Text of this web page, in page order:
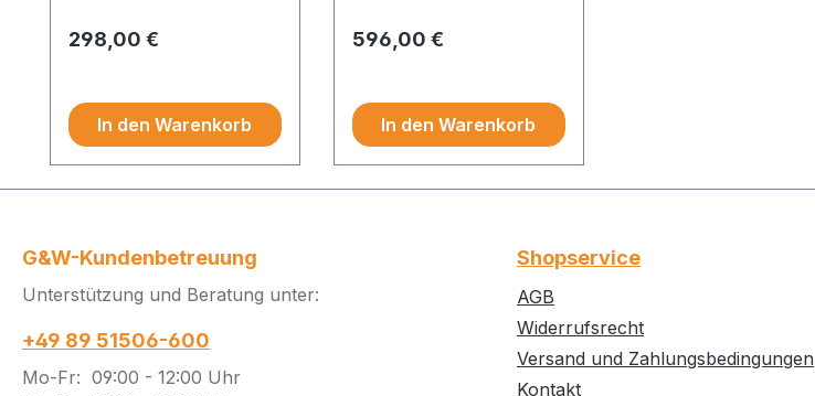
erhalten Sie die Updates
(2x pro Jahr)
so die Aktualität Ihrer
Daten.
Regulärer Preis:
298,00 €
In den Warenkorb
Regulärer Preis:
596,00 €
In den Warenkorb
G&W-Kundenbetreuung
Unterstützung und Beratung unter:
+49 89 51506-600
Mo-Fr: 09:00 - 12:00 Uhr
Shopservice
AGB
Widerrufsrecht
Versand und Zahlungsbedingungen
Kontakt